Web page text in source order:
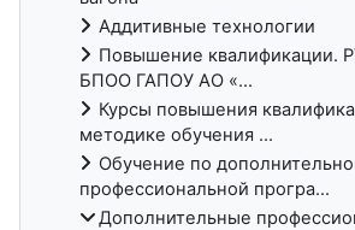
Аддитивные технологии
Повышение квалификации.
БПОО ГАПОУ АО «...
Курсы повышения
методике обучения ...
Обучение по
профессиональной програ...
Дополнительные